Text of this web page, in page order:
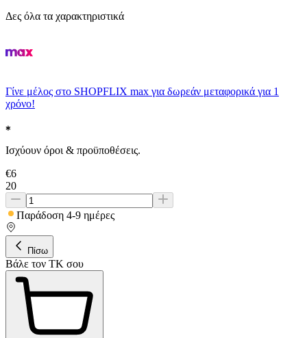
Δες όλα τα χαρακτηριστικά
Γίνε μέλος στο SHOPFLIX max για δωρεάν μεταφορικά για 1
χρόνο!
Ισχύουν όροι & προϋποθέσεις.
€6
20
Παράδοση 4-9 ημέρες
Πίσω
Βάλε τον ΤΚ σου